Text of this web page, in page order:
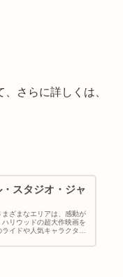
さらに詳しくは、
スタジオ・ジャ
ざまなエリアは、感動が
リウッドの超大作映画を
イドや人気キャラクター
エンターテイメントを集